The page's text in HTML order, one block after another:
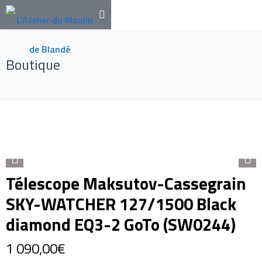
Boutique
Télescope Maksutov-Cassegrain
SKY-WATCHER 127/1500 Black
diamond EQ3-2 GoTo (SW0244)
1 090,00€